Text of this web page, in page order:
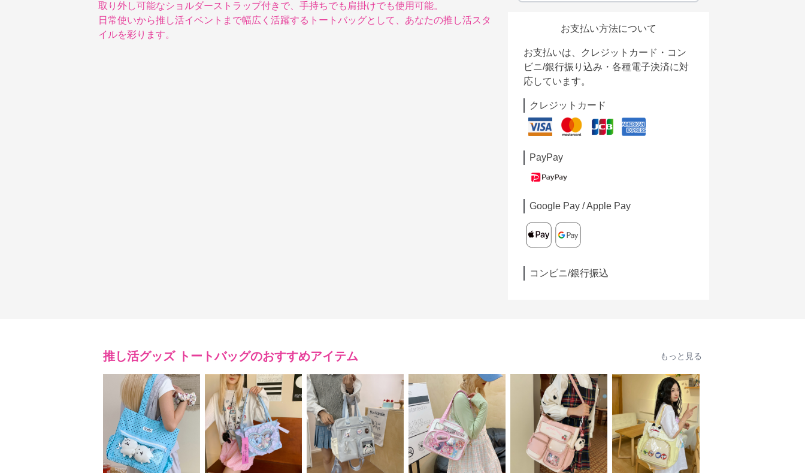
取り外し可能なショルダーストラップ付きで、手持ちでも肩掛けでも使用可能。
日常使いから推し活イベントまで幅広く活躍するトートバッグとして、あなたの推し活スタ
イルを彩ります。
お支払い方法について
お支払いは、クレジットカード・コン
ビニ/銀行振り込み・各種電子決済に対
応しています。
クレジットカード
PayPay
Google Pay / Apple Pay
コンビニ/銀行振込
推し活グッズ トートバッグのおすすめアイテム もっと見る